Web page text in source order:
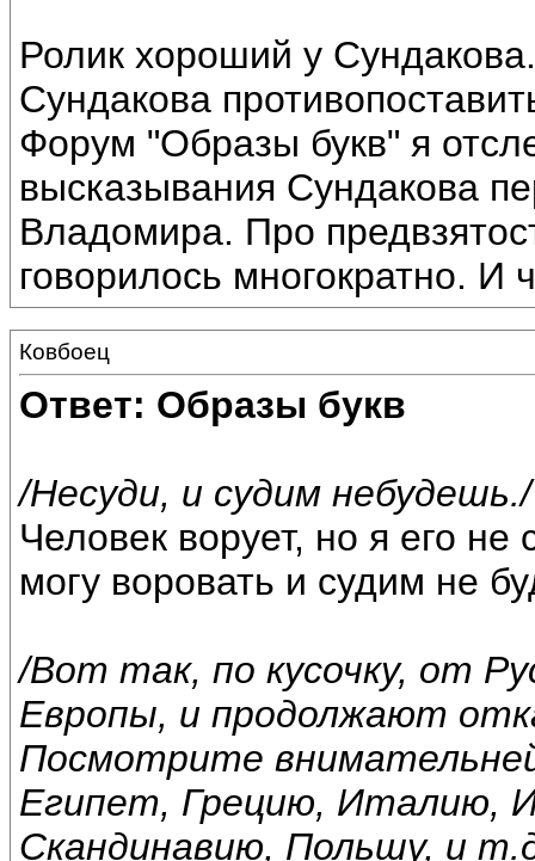
Ролик хороший у
Сундакова
Форум "Образы букв" я
высказывания Сундакова
Владомира. Про
говорилось многократно. И
Ковбоец
Ответ: Образы букв
/Несуди, и судим небудешь./
Человек ворует, но я его
могу воровать и судим не
/Вот так, по кусочку, от
Европы, и продолжают
Посмотрите
Египет, Грецию, Италию,
Скандинавию, Польшу, и